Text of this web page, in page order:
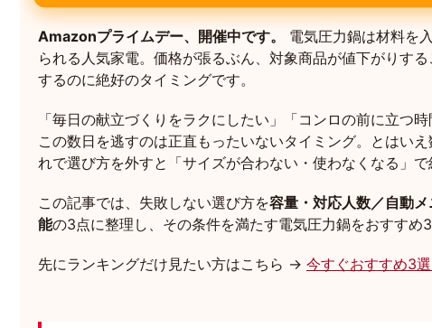
Amazonプライムデー、開催中です。
電気圧力鍋は材料を
られる人気家電。価格が張るぶん、対象商品が値下がりす
するのに絶好のタイミングです。
「毎日の献立づくりをラクにしたい」「コンロの前に立つ
この数日を逃すのは正直もったいないタイミング。とはい
れで選び方を外すと「サイズが合わない・使わなくなる」で
この記事では、失敗しない選び方を容量・対応人数／自動
能の3点に整理し、その条件を満たす電気圧力鍋をおすすめ3
先にランキングだけ見たい方はこちら → 今すぐおすすめ3